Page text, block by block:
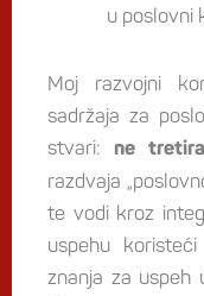
u poslovni
Moj razvojni
sadržaja za
stvari:
ne
razdvaja
te vodi kroz
uspehu
znanja za uspeh